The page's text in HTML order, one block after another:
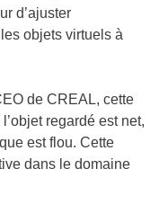
d’ajuster
objets virtuels à
de CREAL, cette
regardé est net,
est flou. Cette
dans le domaine